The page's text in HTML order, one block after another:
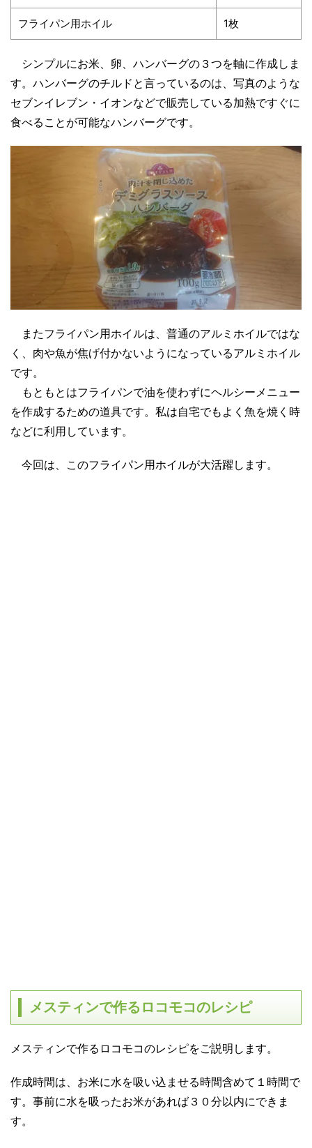
フライパン用ホイル 1枚
シンプルにお米、卵、ハンバーグの３つを軸に作成しま
す。ハンバーグのチルドと言っているのは、写真のような
セブンイレブン・イオンなどで販売している加熱ですぐに
食べることが可能なハンバーグです。
またフライパン用ホイルは、普通のアルミホイルではな
く、肉や魚が焦げ付かないようになっているアルミホイル
です。
もともとはフライパンで油を使わずにヘルシーメニュー
を作成するための道具です。私は自宅でもよく魚を焼く時
などに利用しています。
今回は、 このフライパン用ホイルが大活躍します。
メスティンで作るロコモコのレシピ
メスティンで作るロコモコのレシピをご説明します。
作成時間は、お米に水を吸い込ませる時間含めて１時間で
す。 事前に水を吸ったお米があれば３０分以内にできま
す。